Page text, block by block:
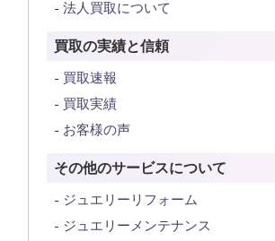
法人買取について
買取の実績と信頼
買取速報
買取実績
お客様の声
その他のサービスについて
ジュエリーリフォーム
ジュエリーメンテナンス